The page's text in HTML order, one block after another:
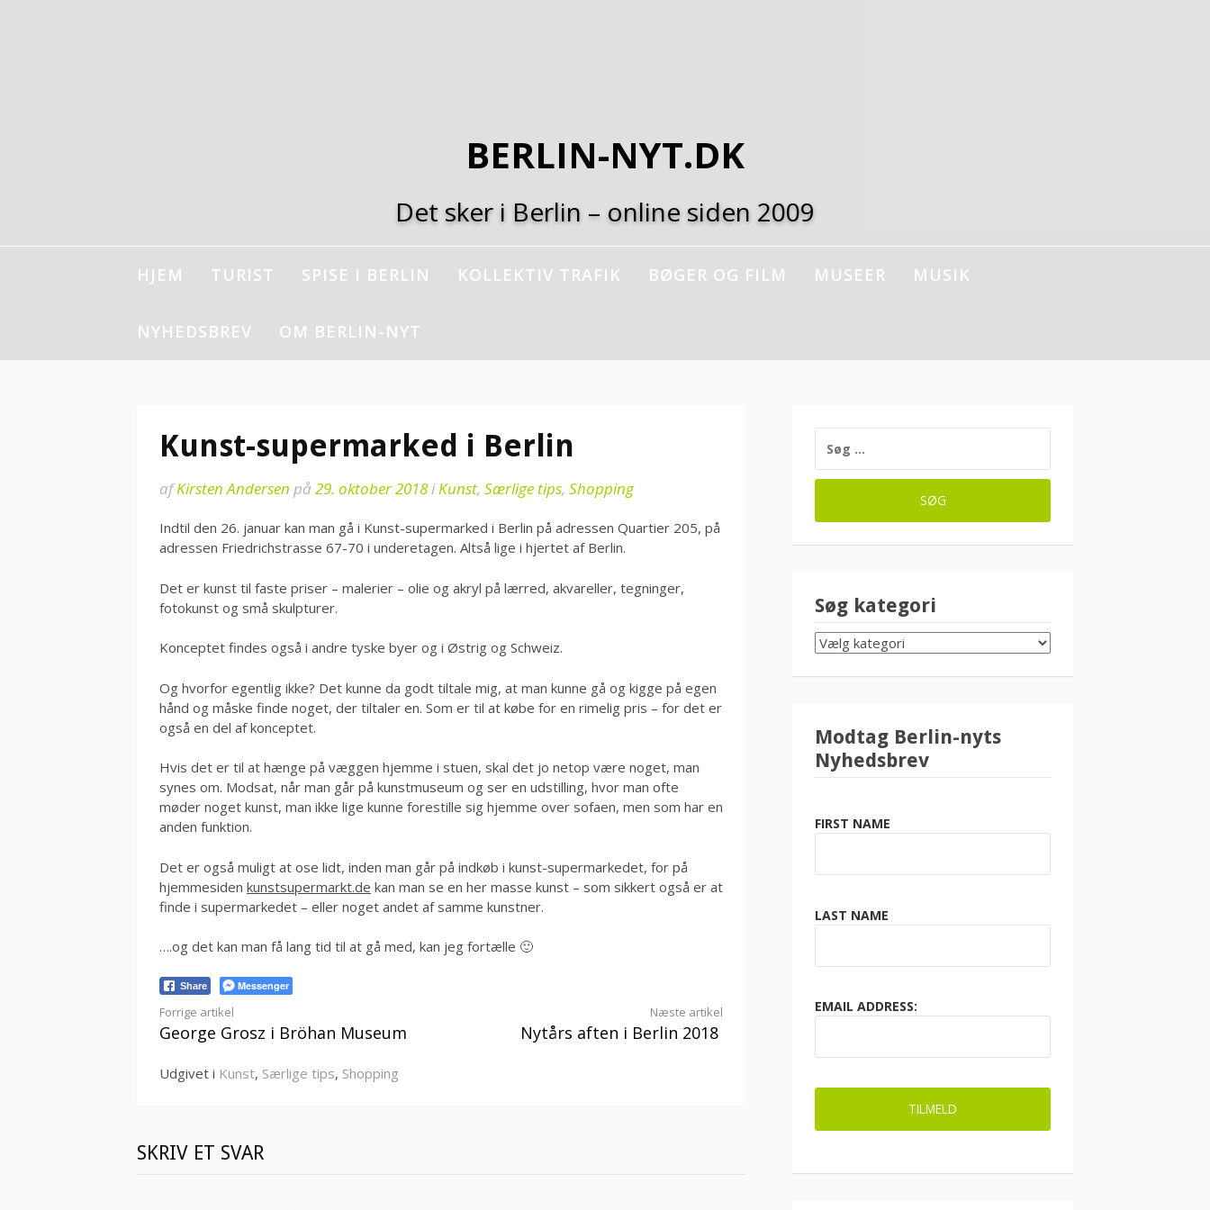
BERLIN-NYT.DK
Det sker i Berlin – online siden 2009
HJEM TURIST SPISE I BERLIN KOLLEKTIV TRAFIK BØGER OG FILM MUSEER MUSIK
NYHEDSBREV OM BERLIN-NYT
Kunst-supermarked i Berlin
afKirsten Andersen på 29. oktober 2018iKunst, Særlige tips, Shopping
Indtil den 26. januar kan man gå i Kunst-supermarked i Berlin på adressen Quartier 205, på
adressen Friedrichstrasse 67-70 i underetagen. Altså lige i hjertet af Berlin.
Det er kunst til faste priser – malerier – olie og akryl på lærred, akvareller, tegninger,
fotokunst og små skulpturer.
Konceptet findes også i andre tyske byer og i Østrig og Schweiz.
Og hvorfor egentlig ikke? Det kunne da godt tiltale mig, at man kunne gå og kigge på egen
hånd og måske finde noget, der tiltaler en. Som er til at købe for en rimelig pris – for det er
også en del af konceptet.
Hvis det er til at hænge på væggen hjemme i stuen, skal det jo netop være noget, man
synes om. Modsat, når man går på kunstmuseum og ser en udstilling, hvor man ofte
møder noget kunst, man ikke lige kunne forestille sig hjemme over sofaen, men som har en
anden funktion.
Det er også muligt at ose lidt, inden man går på indkøb i kunst-supermarkedet, for på
hjemmesiden kunstsupermarkt.de kan man se en her masse kunst – som sikkert også er at
finde i supermarkedet – eller noget andet af samme kunstner.
….og det kan man få lang tid til at gå med, kan jeg fortælle 🙂
Share Messenger
Læs
videre
Forrige artikel
George Grosz i Bröhan Museum
Næste artikel
Nytårs aften i Berlin 2018
Udgivet i Kunst, Særlige tips, Shopping
SKRIV ET SVAR
EFTER:
Søg kategori
SØG
KATEGORI
Modtag Berlin-nyts
Nyhedsbrev
FIRST NAME
LAST NAME
EMAIL ADDRESS: